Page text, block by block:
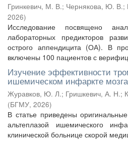
Гринкевич, М. В.; Чернякова, Ю. В.;
2026)
Исследование посвящено
лабораторных предикторов
острого аппендицита (ОА). В
включены 100 пациентов с
Изучение эффективности
ишемическом инфаркте мозга
Журавков, Ю. Л.; Гришкевич, А. Н.;
(БГМУ, 2026)
В статье приведены
альтеплазой ишемического
клинической больнице скорой